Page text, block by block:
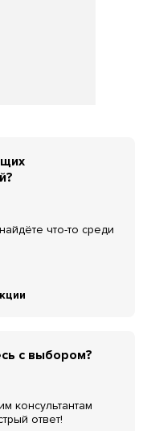
что-то среди
с выбором?
консультантам
ответ!